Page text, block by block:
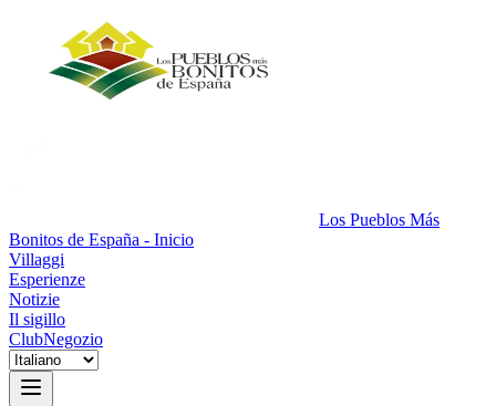
Los Pueblos Más
Bonitos de España - Inicio
Villaggi
Esperienze
Notizie
Il sigillo
ClubNegozio